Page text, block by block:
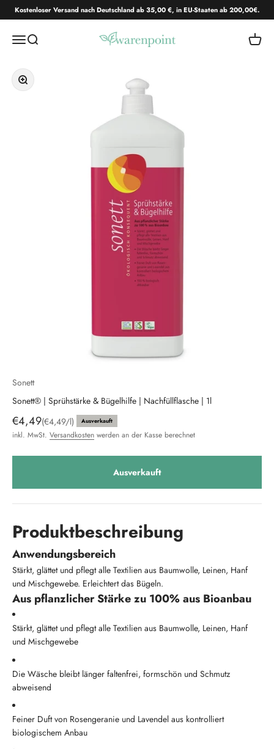
Zum Inhalt springen
Kostenloser Versand nach Deutschland ab 35,00 €, in EU-Staaten ab 200,00€.
Navigationsmenü öffnen
Suche öffnen Warenpoint.de
Bild vergrößern
Sonett
Sonett® | Sprühstärke & Bügelhilfe | Nachfüllflasche | 1l
Angebot
€4,49(€4,49/l) Ausverkauft
inkl. MwSt. Versandkosten werden an der Kasse berechnet
Ausverkauft
Produktbeschreibung
Anwendungsbereich
Stärkt, glättet und pflegt alle Textilien aus Baumwolle, Leinen, Hanf
und Mischgewebe. Erleichtert das Bügeln.
Aus pflanzlicher Stärke zu 100% aus Bioanbau
Stärkt, glättet und pflegt alle Textilien aus Baumwolle, Leinen, Hanf
und Mischgewebe
Die Wäsche bleibt länger faltenfrei, formschön und Schmutz
abweisend
Feiner Duft von Rosengeranie und Lavendel aus kontrolliert
biologischem Anbau